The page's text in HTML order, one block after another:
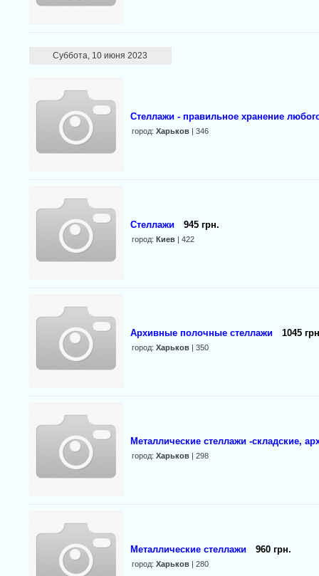
Суббота, 10 июня 2023
Стеллажи - правильное хранение
город: Харьков| 346
Стеллажи 945 грн.
город: Киев| 422
Архивные полочные стеллажи 1045
город: Харьков| 350
Металлические стеллажи -складские,
город: Харьков| 298
Металлические стеллажи 960 грн.
город: Харьков| 280